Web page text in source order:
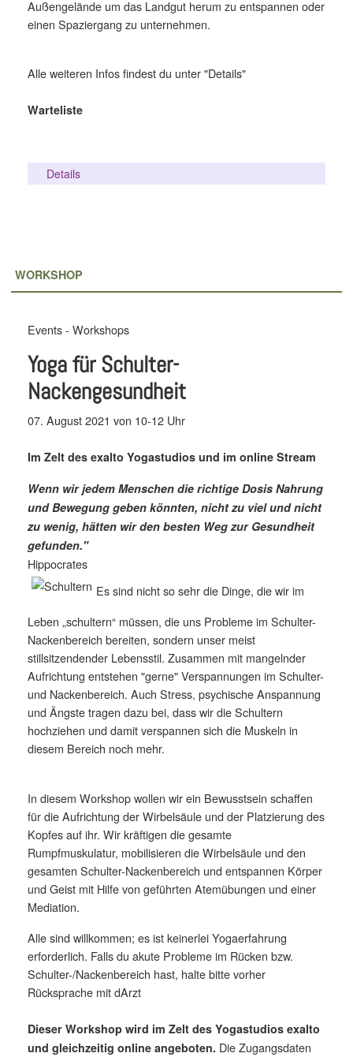
Außengelände um das Landgut herum zu entspannen oder
einen Spaziergang zu unternehmen.
Alle weiteren Infos findest du unter "Details"
Warteliste
Details
WORKSHOP
Events - Workshops
Yoga für Schulter-
Nackengesundheit
07. August 2021 von 10-12 Uhr
Im Zelt des exalto Yogastudios und im online Stream
Wenn wir jedem Menschen die richtige Dosis Nahrung
und Bewegung geben könnten, nicht zu viel und nicht
zu wenig, hätten wir den besten Weg zur Gesundheit
gefunden."
Hippocrates
Es sind nicht so sehr die Dinge, die wir im
Leben „schultern“ müssen, die uns Probleme im Schulter-
Nackenbereich bereiten, sondern unser meist
stillsitzendender Lebensstil. Zusammen mit mangelnder
Aufrichtung entstehen "gerne" Verspannungen im Schulter-
und Nackenbereich. Auch Stress, psychische Anspannung
und Ängste tragen dazu bei, dass wir die Schultern
hochziehen und damit verspannen sich die Muskeln in
diesem Bereich noch mehr.
In diesem Workshop wollen wir ein Bewusstsein schaffen
für die Aufrichtung der Wirbelsäule und der Platzierung des
Kopfes auf ihr. Wir kräftigen die gesamte
Rumpfmuskulatur, mobilisieren die Wirbelsäule und den
gesamten Schulter-Nackenbereich und entspannen Körper
und Geist mit Hilfe von geführten Atemübungen und einer
Mediation.
Alle sind willkommen; es ist keinerlei Yogaerfahrung
erforderlich. Falls du akute Probleme im Rücken bzw.
Schulter-/Nackenbereich hast, halte bitte vorher
Rücksprache mit dArzt
Dieser Workshop wird im Zelt des Yogastudios exalto
und gleichzeitig online angeboten. Die Zugangsdaten